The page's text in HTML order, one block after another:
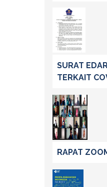
SURAT
TERKAIT
RAPAT